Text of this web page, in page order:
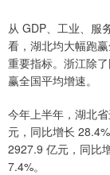
从 GDP、工业、服
看，湖北均大幅跑
重要指标。浙江除
赢全国平均增速。
今年上半年，湖北
元，同比增长
2927.9 亿元，同比
7.4%。